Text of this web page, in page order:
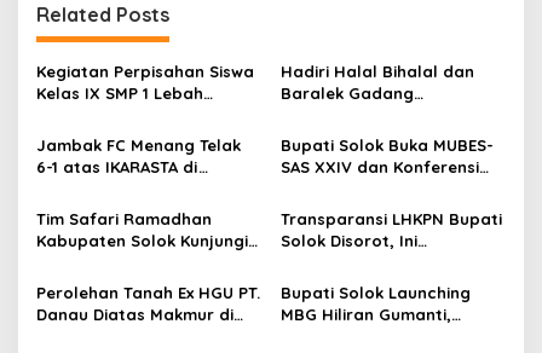
a
s
i
o
Related Posts
Kegiatan Perpisahan Siswa
Kelas IX SMP 1 Lebah
Pila Alahan Panjang Menuai
Sorotan Tajam
Hadiri Halal Bihalal dan
Baralek Gadang
Tangah, Bupati Solok
Sekaligus Meresmikan
Jambak FC Menang Telak
6-1 atas IKARASTA di
Talang
Bupati Solok Buka MUBES-
SAS XXIV dan Konferensi
Tim Safari Ramadhan
Kabupaten Solok Kunjungi
Batu Cupak
Transparansi LHKPN Bupati
Solok Disorot, Ini
Perolehan Tanah Ex HGU PT.
Danau Diatas Makmur di
Bupati Solok Launching
MBG Hiliran Gumanti,